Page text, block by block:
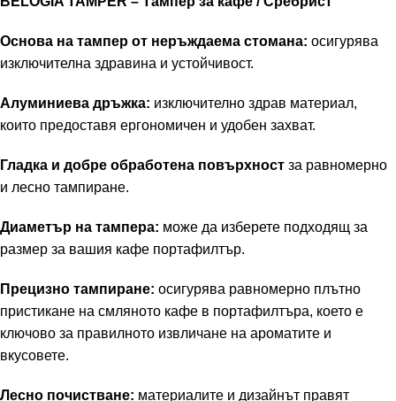
Основа на тампер от неръждаема стомана: осигурява
изключителна здравина и устойчивост.
Алуминиева дръжка: изключително здрав материал,
които предоставя ергономичен и удобен захват.
Гладка и добре обработена повърхност за равномерно
и лесно тампиране.
Диаметър на тампера: може да изберете подходящ за
размер за вашия кафе портафилтър.
Прецизно тампиране: осигурява равномерно плътно
пристикане на смляното кафе в портафилтъра, което е
ключово за правилното извличане на ароматите и
вкусовете.
Лесно почистване: материалите и дизайнът правят